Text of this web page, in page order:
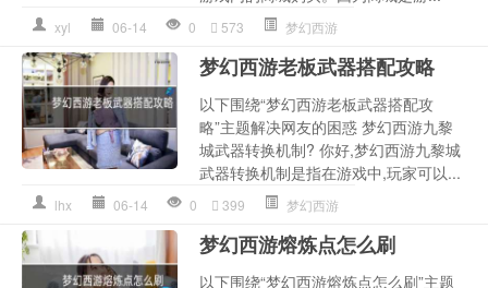
xyl 06-14 0 573 梦幻西游
梦幻西游老板武器搭配攻略
以下围绕“梦幻西游老板武器搭配攻
略”主题解决网友的困惑 梦幻西游九黎
城武器转换机制? 你好,梦幻西游九黎城
武器转换机制是指在游戏中,玩家可以...
lhx 06-14 0 399 梦幻西游
梦幻西游熔炼点怎么刷
以下围绕“梦幻西游熔炼点怎么刷”主题